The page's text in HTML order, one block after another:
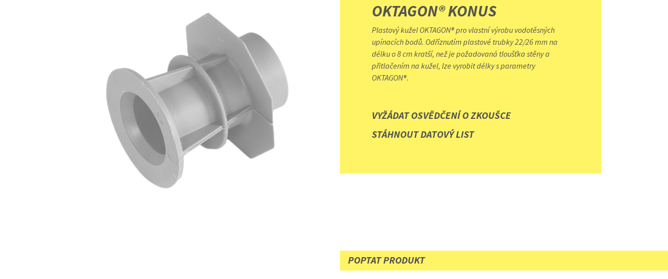
OKTAGON® KONUS
Plastový kužel OKTAGON® pro vlastní výrobu vodotěsných
upínacích bodů. Odříznutím plastové trubky 22/26 mm na
délku o 8 cm kratší, než je požadovaná tloušťka stěny a
přitlačením na kužel, lze vyrobit délky s parametry
OKTAGON®.
VYŽÁDAT OSVĚDČENÍ O ZKOUŠCE
STÁHNOUT DATOVÝ LIST
POPTAT PRODUKT